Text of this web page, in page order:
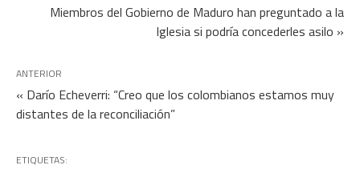
Miembros del Gobierno de Maduro han preguntado a la
Iglesia si podría concederles asilo »
ANTERIOR
« Darío Echeverri: “Creo que los colombianos estamos muy
distantes de la reconciliación”
ETIQUETAS: